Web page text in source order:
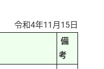
令和4年11月15日
備
考